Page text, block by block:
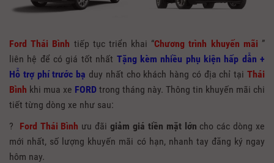
Ford Thái Bình tiếp tục triển khai “Chương trình khuyến mãi ”
liên hệ để có giá tốt nhất Tặng kèm nhiều phụ kiện hấp dẫn +
Hỗ trợ phí trước bạ duy nhất cho khách hàng có địa chỉ tạiThái
Bình khi mua xe FORD trong tháng này. Thông tin khuyến mãi chi
tiết từng dòng xe như sau:
? Ford Thái Bình ưu đãigiảm giá tiền mặt lớn cho các dòng xe
mới nhất, số lượng khuyến mãi có hạn, nhanh tay đăng ký ngay
hôm nay.